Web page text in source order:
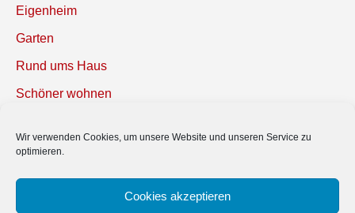
Wir verwenden Cookies, um unsere Website und unseren Service zu
optimieren.
Cookies akzeptieren
Eigenheim
Garten
Rund ums Haus
Schöner wohnen